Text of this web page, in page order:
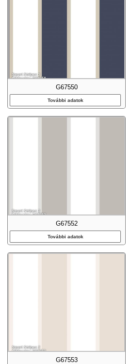
G67550
További adatok
G67552
További adatok
G67553